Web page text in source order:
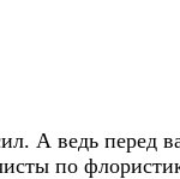
А ведь перед
по